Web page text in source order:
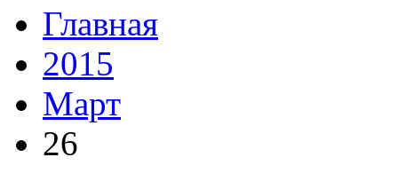
Главная
2015
Март
26